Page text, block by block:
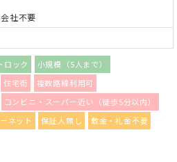
社不要
ロック
小規模（5人まで）
住宅街
複数路線利用可
コンビニ・スーパー近い（徒歩5分以内）
ネット 保証人無し
敷金・礼金不要